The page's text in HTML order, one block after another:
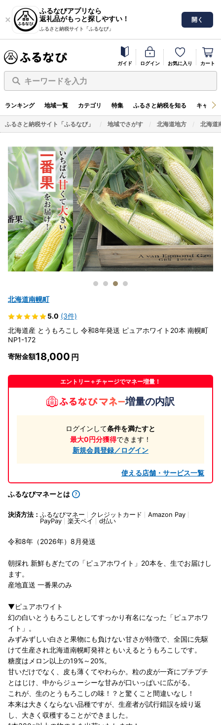
ふるなびアプリなら
返礼品がもっと探しやすい！
ふるさと納税サイト「ふるなび」
開く
ガイド ログイン お気に入り カート
キーワードを入力
ランキング 地域一覧 カテゴリ 特集 ふるさと納税を知る キャン
ふるさと納税サイト「ふるなび」 地域でさがす 北海道地方 北海道
北海道南幌町
5.0 (3件)
北海道産 とうもろこし 令和8年発送 ピュアホワイト20本 南幌町
NP1-172
寄附金額18,000
エントリー＋チャージでマネー増量！
増量の内訳
ログインして条件を満たすと
最大0円分獲得できます！
新規会員登録／ログイン
使える店舗・サービス一覧
ふるなびマネーとは
決済方法： ふるなびマネー クレジットカード
Amazon Pay
PayPay
楽天ペイ d払い
令和8年（2026年）8月発送
朝採れ 新鮮もぎたての「ピュアホワイト」20本を、生でお届けし
ます。
産地直送 一番果のみ
▼ピュアホワイト
幻の白いとうもろこしとしてすっかり有名になった「ピュアホワ
イト」。
みずみずしい白さと果物にも負けない甘さが特徴で、全国に先駆
けて生産され北海道南幌町発祥ともいえるとうもろこしです。
糖度はメロン以上の19%～20%。
甘いだけでなく、皮も薄くてやわらか。粒の皮が一斉にプチプチ
とはじけ、中からジューシーな甘みが口いっぱいに広がる。
これが、生のとうもろこしの味！？と驚くこと間違いなし！
本来は大きくならない品種ですが、生産者が試行錯誤を繰り返
し、大きく収穫することができました。